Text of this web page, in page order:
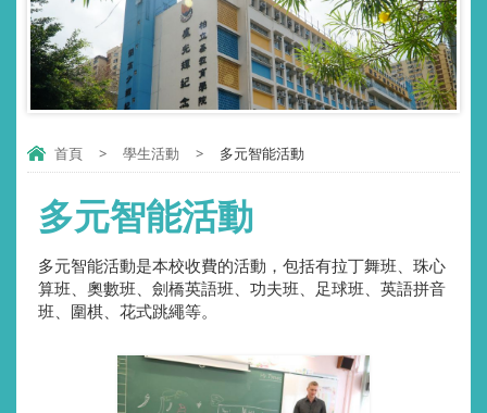
首頁 > 學生活動 > 多元智能活動
多元智能活動
多元智能活動是本校收費的活動，包括有拉丁舞班、珠心
算班、奧數班、劍橋英語班、功夫班、足球班、英語拼音
班、圍棋、花式跳繩等。